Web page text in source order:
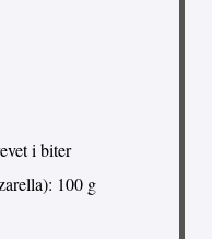
i biter
100 g